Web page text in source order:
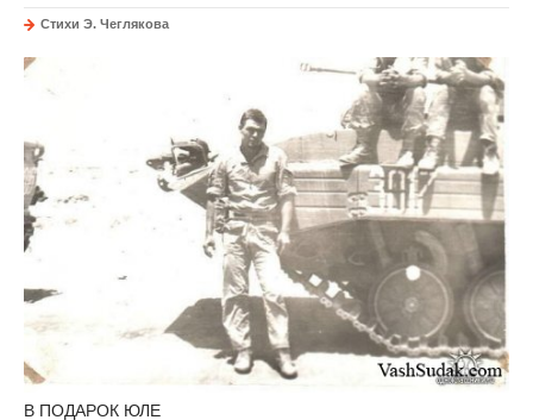
Стихи Э. Чеглякова
В ПОДАРОК ЮЛЕ